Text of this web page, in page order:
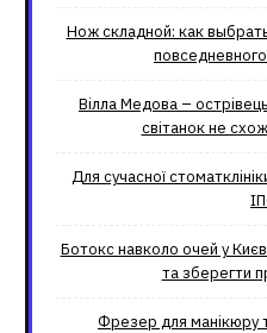
Нож складной: как
Вілла Медова –
світанок не
Для сучасної
Ботокс навколо очей у
та зберегти
Фрезер для манікюру